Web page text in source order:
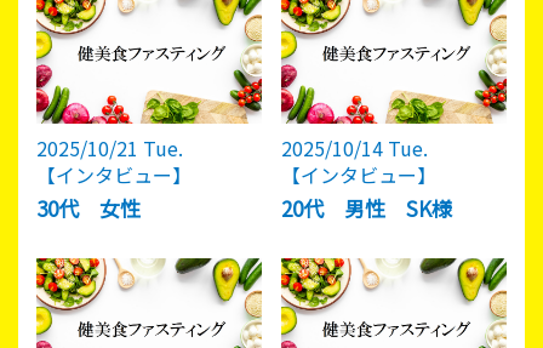
2025/10/21 Tue.
【インタビュー】
30代 女性
2025/10/14 Tue.
【インタビュー】
20代 男性 SK様